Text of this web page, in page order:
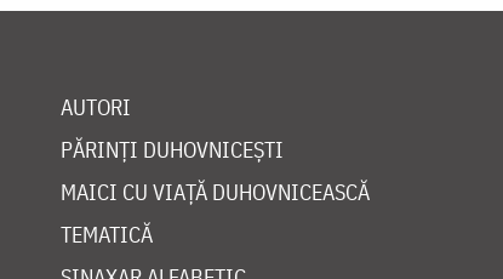
AUTORI
PĂRINȚI DUHOVNICEȘTI
MAICI CU VIAȚĂ DUHOVNICEASCĂ
TEMATICĂ